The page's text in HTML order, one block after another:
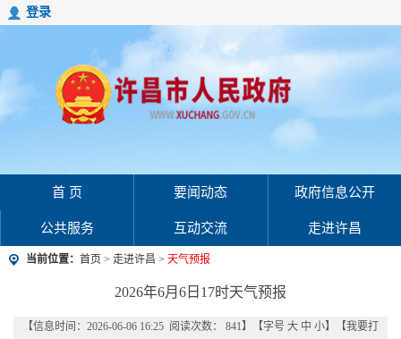
登录
首 页 要闻动态 政府信息公开
公共服务 互动交流 走进许昌
当前位置： 首页 > 走进许昌 > 天气预报
2026年6月6日17时天气预报
【信息时间：2026-06-06 16:25 阅读次数： 841】【字号 大 中 小】【我要打